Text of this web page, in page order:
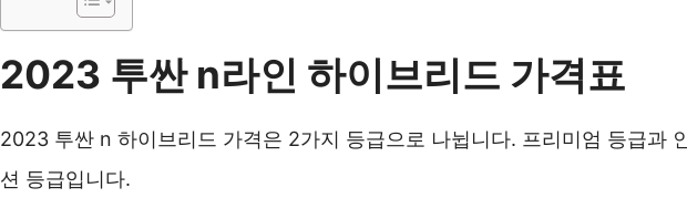
2023 투싼 n라인 하이브리드 가격표
2023 투싼 n 하이브리드 가격은 2가지 등급으로 나뉩니다. 프리미엄 등급과
션 등급입니다.